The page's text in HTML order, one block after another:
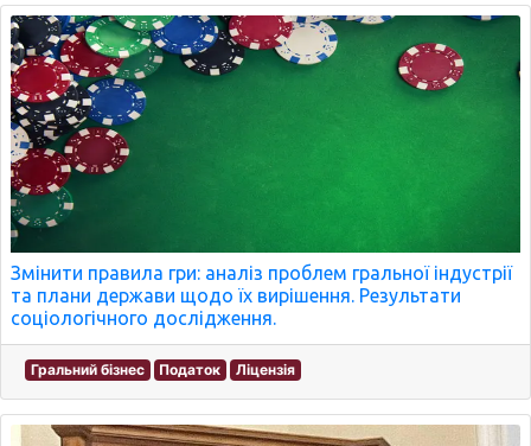
Змінити правила гри: аналіз проблем гральної індустрії
та плани держави щодо їх вирішення. Результати
соціологічного дослідження.
Гральний бізнес Податок Ліцензія